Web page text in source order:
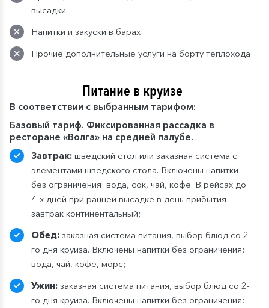
высадки
Напитки и закуски в барах
Прочие дополнительные услуги на борту теплохода
Питание в круизе
В соответствии с выбранным тарифом:
Базовый тариф. Фиксированная рассадка в
ресторане «Волга» на средней палубе.
Завтрак: шведский стол или заказная система с
элементами шведского стола. Включены напитки
без ограничения: вода, сок, чай, кофе. В рейсах до
4-х дней при ранней высадке в день прибытия
завтрак континентальный;
Обед: заказная система питания, выбор блюд со 2-
го дня круиза. Включены напитки без ограничения:
вода, чай, кофе, морс;
Ужин: заказная система питания, выбор блюд со 2-
го дня круиза. Включены напитки без ограничения: